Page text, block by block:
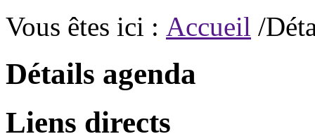
Vous êtes ici : Accueil /
Détails agenda
Liens directs